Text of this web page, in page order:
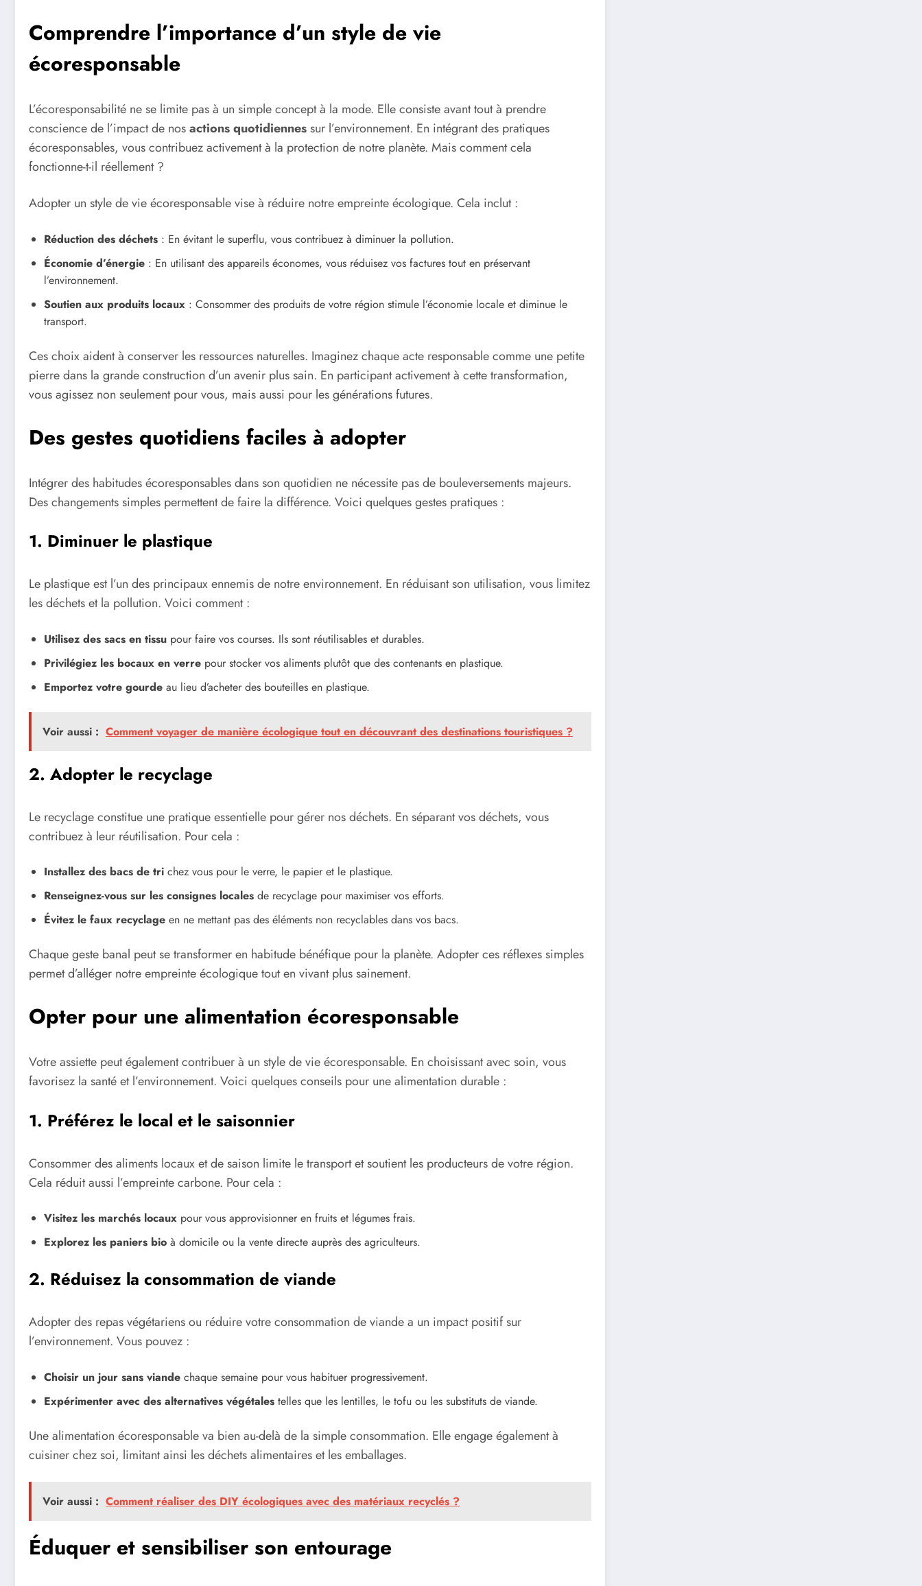
Comprendre l’importance d’un style de vie
écoresponsable
L’écoresponsabilité ne se limite pas à un simple concept à la mode. Elle consiste avant tout à prendre
conscience de l’impact de nosactions quotidiennessur l’environnement. En intégrant des pratiques
écoresponsables, vous contribuez activement à la protection de notre planète. Mais comment cela
fonctionne-t-il réellement ?
Adopter un style de vie écoresponsable vise à réduire notre empreinte écologique. Cela inclut :
Réduction des déchets : En évitant le superflu, vous contribuez à diminuer la pollution.
Économie d’énergie : En utilisant des appareils économes, vous réduisez vos factures tout en préservant
l’environnement.
Soutien aux produits locaux : Consommer des produits de votre région stimule l’économie locale et diminue le
transport.
Ces choix aident à conserver les ressources naturelles. Imaginez chaque acte responsable comme une petite
pierre dans la grande construction d’un avenir plus sain. En participant activement à cette transformation,
vous agissez non seulement pour vous, mais aussi pour les générations futures.
Des gestes quotidiens faciles à adopter
Intégrer des habitudes écoresponsables dans son quotidien ne nécessite pas de bouleversements majeurs.
Des changements simples permettent de faire la différence. Voici quelques gestes pratiques :
1. Diminuer le plastique
Le plastique est l’un des principaux ennemis de notre environnement. En réduisant son utilisation, vous limitez
les déchets et la pollution. Voici comment :
Utilisez des sacs en tissu pour faire vos courses. Ils sont réutilisables et durables.
Privilégiez les bocaux en verre pour stocker vos aliments plutôt que des contenants en plastique.
Emportez votre gourde au lieu d’acheter des bouteilles en plastique.
Voir aussi : Comment voyager de manière écologique tout en découvrant des destinations touristiques ?
2. Adopter le recyclage
Le recyclage constitue une pratique essentielle pour gérer nos déchets. En séparant vos déchets, vous
contribuez à leur réutilisation. Pour cela :
Installez des bacs de tri chez vous pour le verre, le papier et le plastique.
Renseignez-vous sur les consignes locales de recyclage pour maximiser vos efforts.
Évitez le faux recyclage en ne mettant pas des éléments non recyclables dans vos bacs.
Chaque geste banal peut se transformer en habitude bénéfique pour la planète. Adopter ces réflexes simples
permet d’alléger notre empreinte écologique tout en vivant plus sainement.
Opter pour une alimentation écoresponsable
Votre assiette peut également contribuer à un style de vie écoresponsable. En choisissant avec soin, vous
favorisez la santé et l’environnement. Voici quelques conseils pour une alimentation durable :
1. Préférez le local et le saisonnier
Consommer des aliments locaux et de saison limite le transport et soutient les producteurs de votre région.
Cela réduit aussi l’empreinte carbone. Pour cela :
Visitez les marchés locaux pour vous approvisionner en fruits et légumes frais.
Explorez les paniers bio à domicile ou la vente directe auprès des agriculteurs.
2. Réduisez la consommation de viande
Adopter des repas végétariens ou réduire votre consommation de viande a un impact positif sur
l’environnement. Vous pouvez :
Choisir un jour sans viande chaque semaine pour vous habituer progressivement.
Expérimenter avec des alternatives végétales telles que les lentilles, le tofu ou les substituts de viande.
Une alimentation écoresponsable va bien au-delà de la simple consommation. Elle engage également à
cuisiner chez soi, limitant ainsi les déchets alimentaires et les emballages.
Voir aussi : Comment réaliser des DIY écologiques avec des matériaux recyclés ?
Éduquer et sensibiliser son entourage